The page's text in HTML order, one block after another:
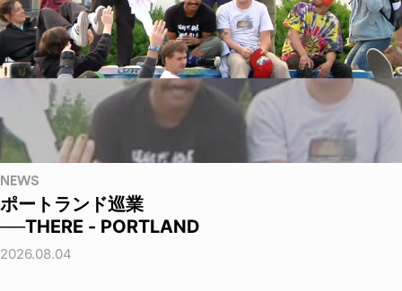
NEWS
ポートランド巡業
──THERE - PORTLAND
2026.08.04